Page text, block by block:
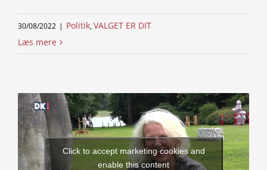
30/08/2022 | Politik,VALGET ER DIT
Læs mere
Click to accept marketing cookies and
enable this content